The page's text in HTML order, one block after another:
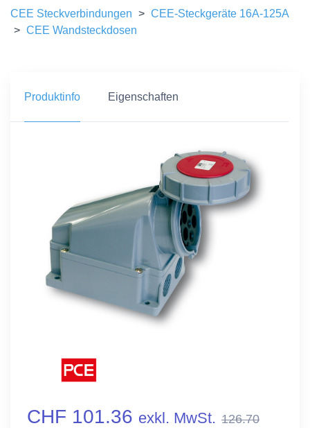
CEE Steckverbindungen > CEE-Steckgeräte 16A-125A
> CEE Wandsteckdosen
Produktinfo Eigenschaften
CHF 101.36 exkl. MwSt. 126.70